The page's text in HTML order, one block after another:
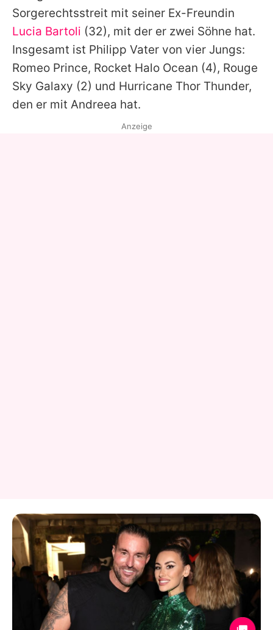
Sorgerechtsstreit mit seiner Ex-Freundin
Lucia Bartoli (32), mit der er zwei Söhne hat.
Insgesamt ist Philipp Vater von vier Jungs:
Romeo Prince, Rocket Halo Ocean (4), Rouge
Sky Galaxy (2) und Hurricane Thor Thunder,
den er mit Andreea hat.
Anzeige